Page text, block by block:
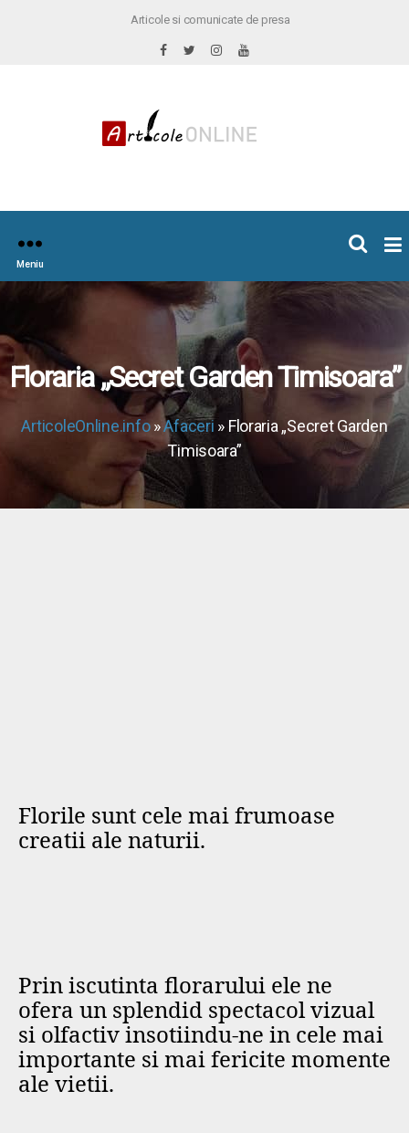
Articole si comunicate de presa
Meniu
Floraria „Secret Garden Timisoara”
ArticoleOnline.info»Afaceri » Floraria „Secret Garden
Timisoara”
Florile sunt cele mai frumoase
creatii ale naturii.
Prin iscutinta florarului ele ne
ofera un splendid spectacol vizual
si olfactiv insotiindu-ne in cele mai
importante si mai fericite momente
ale vietii.